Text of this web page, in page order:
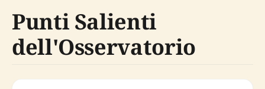
Punti Salienti
dell'Osservatorio